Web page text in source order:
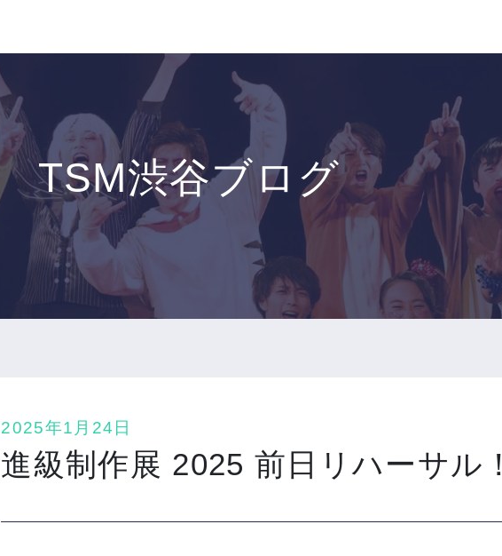
TSM渋谷ブログ
2025年1月24日
進級制作展 2025 前日リハーサル！